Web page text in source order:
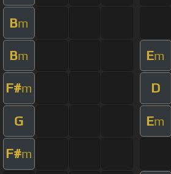
Bm
Bm Em
F#m D
G Em
F#m